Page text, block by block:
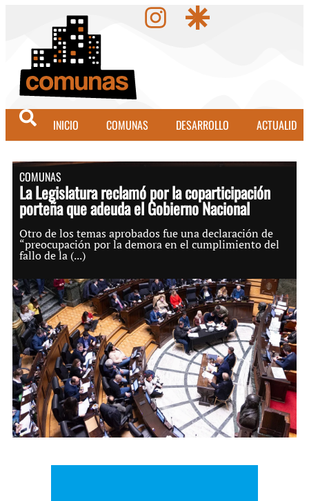
INICIO COMUNAS DESARROLLO ACTUALIDAD
COMUNAS
La Legislatura reclamó por la coparticipación
porteña que adeuda el Gobierno Nacional
Otro de los temas aprobados fue una declaración de
“preocupación por la demora en el cumplimiento del
fallo de la (...)